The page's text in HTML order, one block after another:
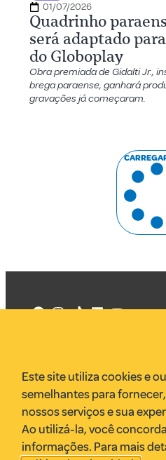
01/07/2026
Quadrinho
será adaptado
do Globoplay
Obra premiada de Gidalti Jr.,
brega paraense, ganhará
gravações já começaram.
VR Assessoria
Parcerias
Envie uma pauta
Anuncie
Este site utiliza cookies e
semelhantes para
nossos serviços e sua
Ao utilizá-la, você
informações. Para mais